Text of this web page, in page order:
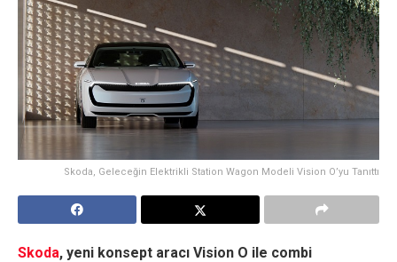
Skoda, Geleceğin Elektrikli Station Wagon Modeli Vision O’yu Tanıttı
Skoda, yeni konsept aracı Vision O ile combi